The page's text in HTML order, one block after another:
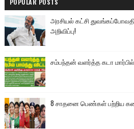
POPULAR POSTS
அரசியல் கட்சி
அறிவிப்பு!
சம்பந்தன் வளர்த்த கடா மார்பில்
8 சாதனை பெண்கள் பற்றிய